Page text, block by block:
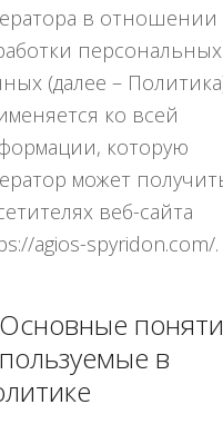
в отношении
персональных
(далее –
ко всей
которую
может
веб-сайта
agios-spyridon.com/.
в